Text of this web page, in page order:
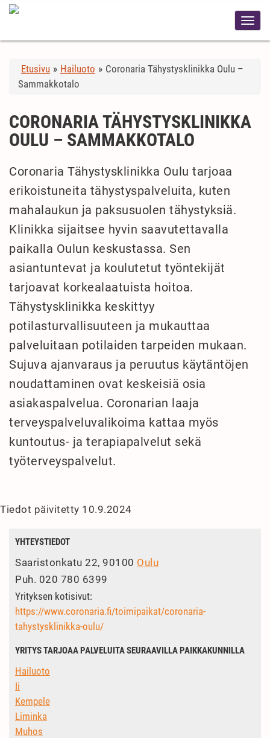
Etusivu » Hailuoto » Coronaria Tähystysklinikka Oulu –
Sammakkotalo
CORONARIA TÄHYSTYSKLINIKKA
OULU – SAMMAKKOTALO
Coronaria Tähystysklinikka Oulu tarjoaa
erikoistuneita tähystyspalveluita, kuten
mahalaukun ja paksusuolen tähystyksiä.
Klinikka sijaitsee hyvin saavutettavalla
paikalla Oulun keskustassa. Sen
asiantuntevat ja koulutetut työntekijät
tarjoavat korkealaatuista hoitoa.
Tähystysklinikka keskittyy
potilasturvallisuuteen ja mukauttaa
palveluitaan potilaiden tarpeiden mukaan.
Sujuva ajanvaraus ja peruutus käytäntöjen
noudattaminen ovat keskeisiä osia
asiakaspalvelua. Coronarian laaja
terveyspalveluvalikoima kattaa myös
kuntoutus- ja terapiapalvelut sekä
työterveyspalvelut.
Tiedot päivitetty 10.9.2024
YHTEYSTIEDOT
Saaristonkatu 22, 90100 Oulu
Puh. 020 780 6399
Yrityksen kotisivut:
https://www.coronaria.fi/toimipaikat/coronaria-
tahystysklinikka-oulu/
YRITYS TARJOAA PALVELUITA SEURAAVILLA PAIKKAKUNNILLA
Hailuoto
Ii
Kempele
Liminka
Muhos